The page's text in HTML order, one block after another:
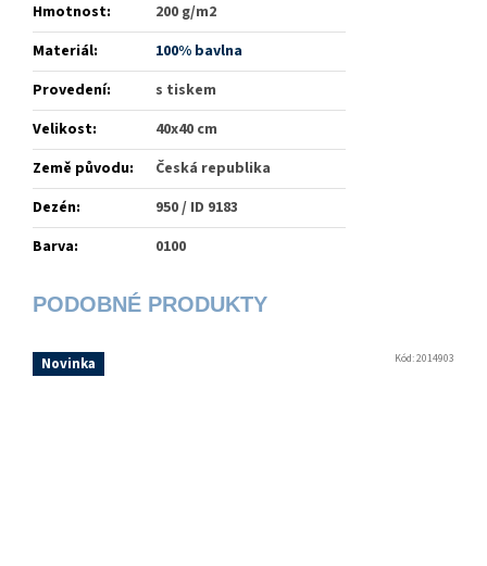
Hmotnost:
200 g/m2
Materiál:
100% bavlna
Provedení:
s tiskem
Velikost:
40x40 cm
Země původu:
Česká republika
Dezén:
950 / ID 9183
Barva: 0100
Novinka Kód:2014903